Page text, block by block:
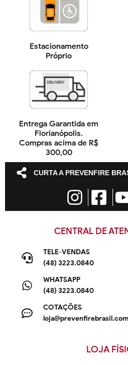
Estacionamento
Próprio
Entrega Garantida em
Florianópolis.
Compras acima de R$
300,00
CURTA A PREVENFIRE
CENTRAL DE
TELE-VENDAS
(48) 3223.0840
WHATSAPP
(48) 3223.0840
COTAÇÕES
LOJA